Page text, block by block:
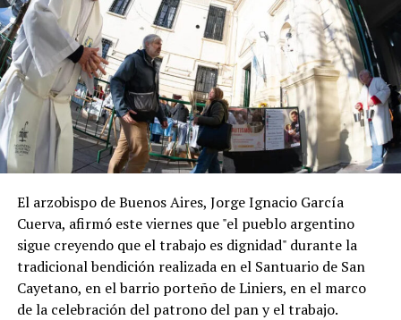
El arzobispo de Buenos Aires, Jorge Ignacio García
Cuerva, afirmó este viernes que "el pueblo argentino
sigue creyendo que el trabajo es dignidad" durante la
tradicional bendición realizada en el Santuario de San
Cayetano, en el barrio porteño de Liniers, en el marco
de la celebración del patrono del pan y el trabajo.